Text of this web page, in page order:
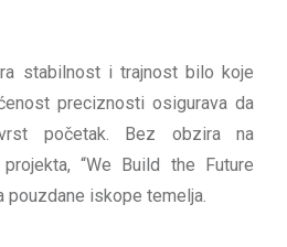
stabilnost i trajnost bilo koje
preciznosti osigurava da
početak. Bez obzira na
“We Build the Future
pouzdane iskope temelja.